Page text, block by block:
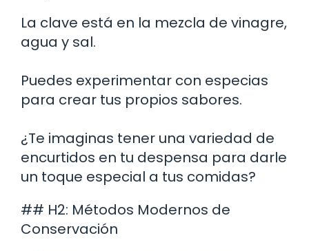
La clave está en la mezcla de vinagre,
agua y sal.
Puedes experimentar con especias
para crear tus propios sabores.
¿Te imaginas tener una variedad de
encurtidos en tu despensa para darle
un toque especial a tus comidas?
## H2: Métodos Modernos de
Conservación